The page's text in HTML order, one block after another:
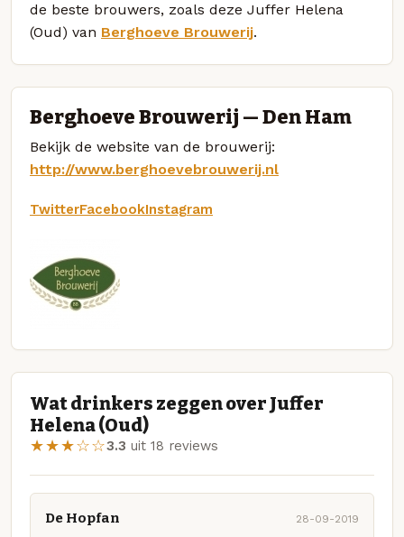
de beste brouwers, zoals deze Juffer Helena
(Oud) van Berghoeve Brouwerij.
Berghoeve Brouwerij — Den Ham
Bekijk de website van de brouwerij:
http://www.berghoevebrouwerij.nl
TwitterFacebookInstagram
Wat drinkers zeggen over Juffer
Helena (Oud)
★★★☆☆3.3 uit 18 reviews
De Hopfan 28-09-2019